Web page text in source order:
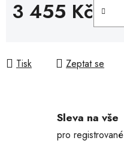
3 455 Kč
Tisk Zeptat se
Sleva na vše
pro registrované